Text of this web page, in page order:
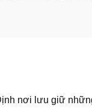
nơi lưu giữ